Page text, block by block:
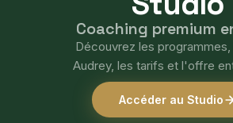
à
:
salle
Coaching premium
Découvrez les
Audrey, les tarifs et l'offre
Accéder au Studio